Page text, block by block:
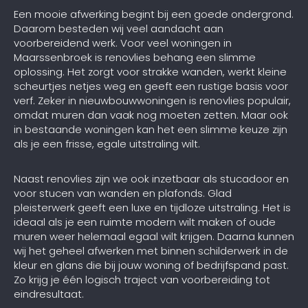
Een mooie afwerking begint bij een goede ondergrond.
Daarom besteden wij veel aandacht aan
voorbereidend werk. Voor veel woningen in
Maarssenbroek is renovlies behang een slimme
oplossing. Het zorgt voor strakke wanden, werkt kleine
scheurtjes netjes weg en geeft een rustige basis voor
verf. Zeker in nieuwbouwwoningen is renovlies populair,
omdat muren dan vaak nog moeten zetten. Maar ook
in bestaande woningen kan het een slimme keuze zijn
als je een frisse, egale uitstraling wilt.
Naast renovlies zijn we ook inzetbaar als stucadoor en
voor stucen van wanden en plafonds. Glad
pleisterwerk geeft een luxe en tijdloze uitstraling. Het is
ideaal als je een ruimte modern wilt maken of oude
muren weer helemaal egaal wilt krijgen. Daarna kunnen
wij het geheel afwerken met binnen schilderwerk in de
kleur en glans die bij jouw woning of bedrijfspand past.
Zo krijg je één logisch traject van voorbereiding tot
eindresultaat.